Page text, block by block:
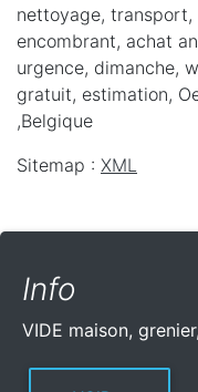
nettoyage, transport,
encombrant, achat
urgence, dimanche,
gratuit, estimation,
,Belgique
Sitemap : XML
Info
VIDE maison,